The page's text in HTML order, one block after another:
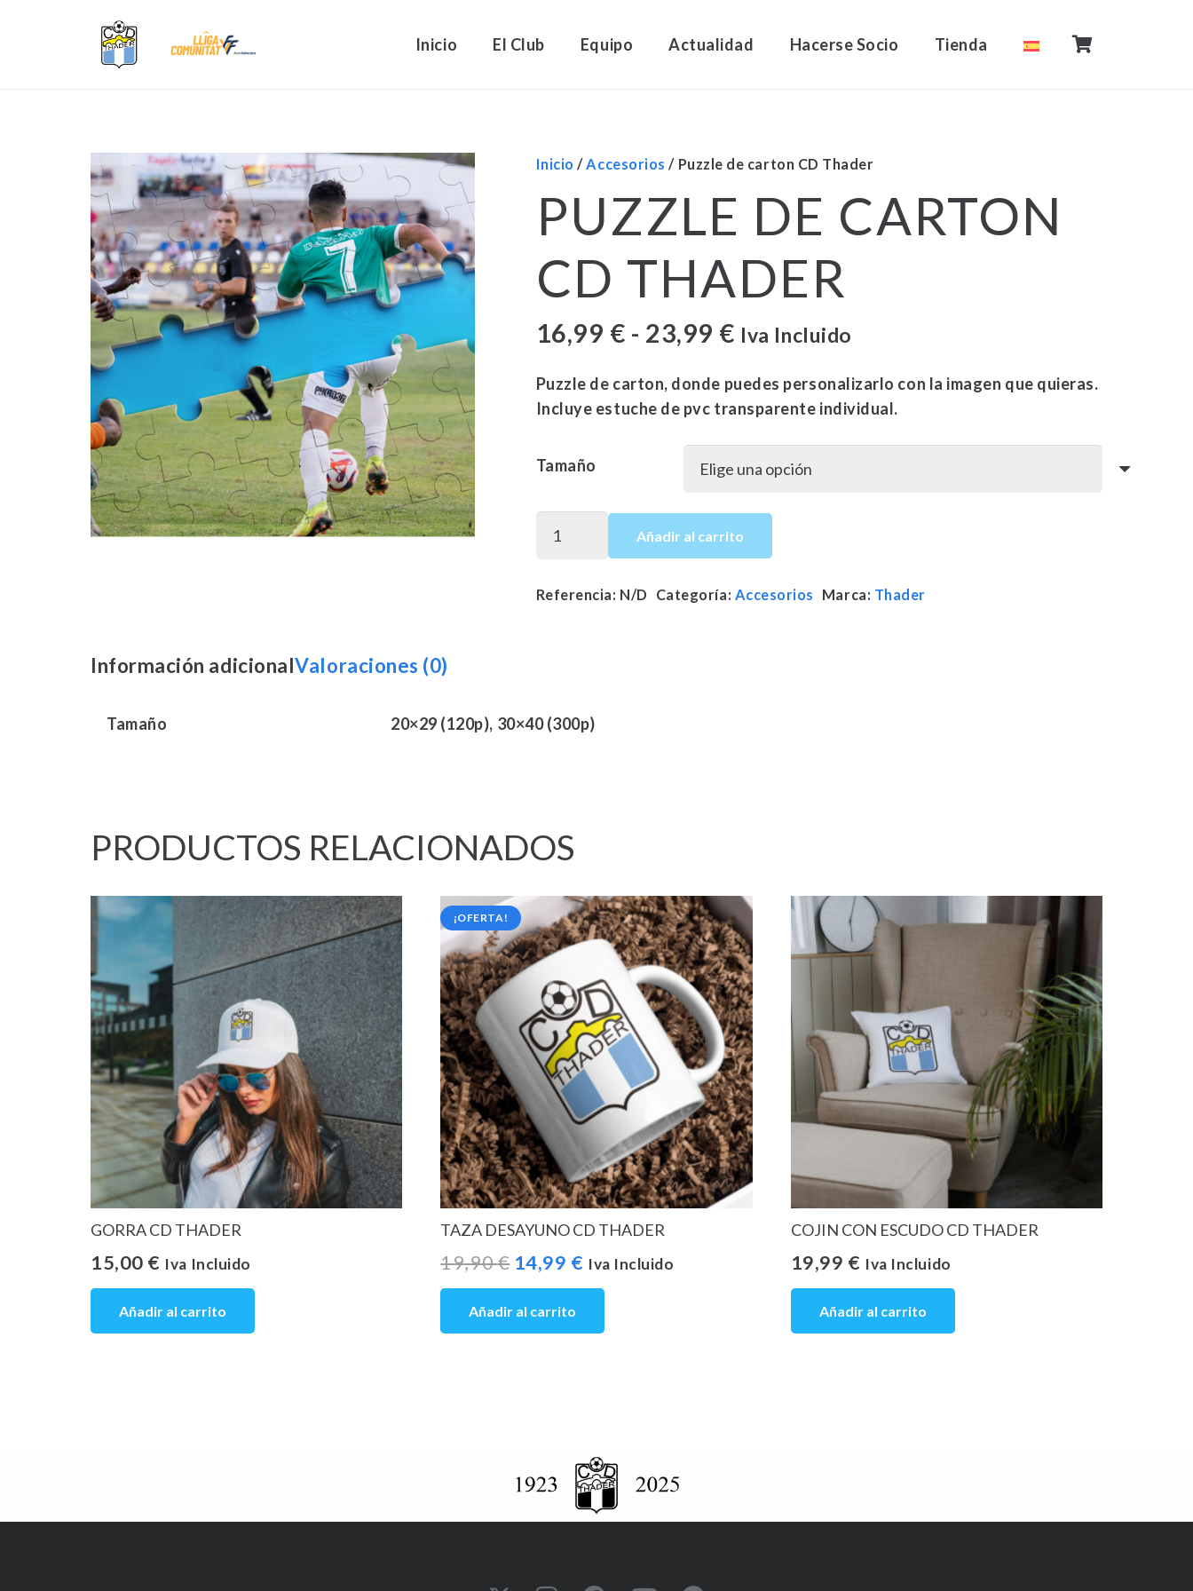
Inicio El Club Equipo Actualidad Hacerse Socio Tienda
Inicio /Accesorios / Puzzle de carton CD Thader
PUZZLE DE CARTON
CD THADER
16,99 € - 23,99 €Rango
precios:
desde
hasta
23,99 €
Iva Incluido
Puzzle de carton, donde puedes personalizarlo con la imagen que quieras.
Incluye estuche de pvc transparente individual.
Tamaño
CD
Añadir al carrito
Referencia: N/D Categoría: Accesorios Marca: Thader
Información adicionalValoraciones (0)
Tamaño 20×29 (120p), 30×40 (300p)
PRODUCTOS RELACIONADOS
GORRA CD THADER
15,00 € Iva Incluido
Añadir al carrito
¡OFERTA!
TAZA DESAYUNO CD THADER
19,90€ El
precio
original
era:
14,99 € El
precio
es:
Iva Incluido
Añadir al carrito
COJIN CON ESCUDO CD THADER
19,99 € Iva Incluido
Añadir al carrito